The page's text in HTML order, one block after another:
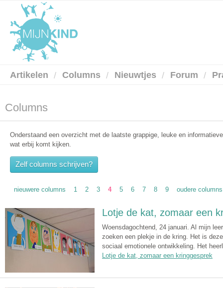
Artikelen Columns Nieuwtjes Forum
Columns
Onderstaand een overzicht met de laatste grappige, leuke en
wat erbij komt kijken.
Zelf columns schrijven?
nieuwere columns 1 2 3 4 5 6 7 8 9 oudere columns
Lotje de kat, zomaar een
Woensdagochtend, 24 januari. Al mijn
zoeken een plekje in de kring. Het is
sociaal emotionele ontwikkeling. Het
Lotje de kat, zomaar een kringgesprek